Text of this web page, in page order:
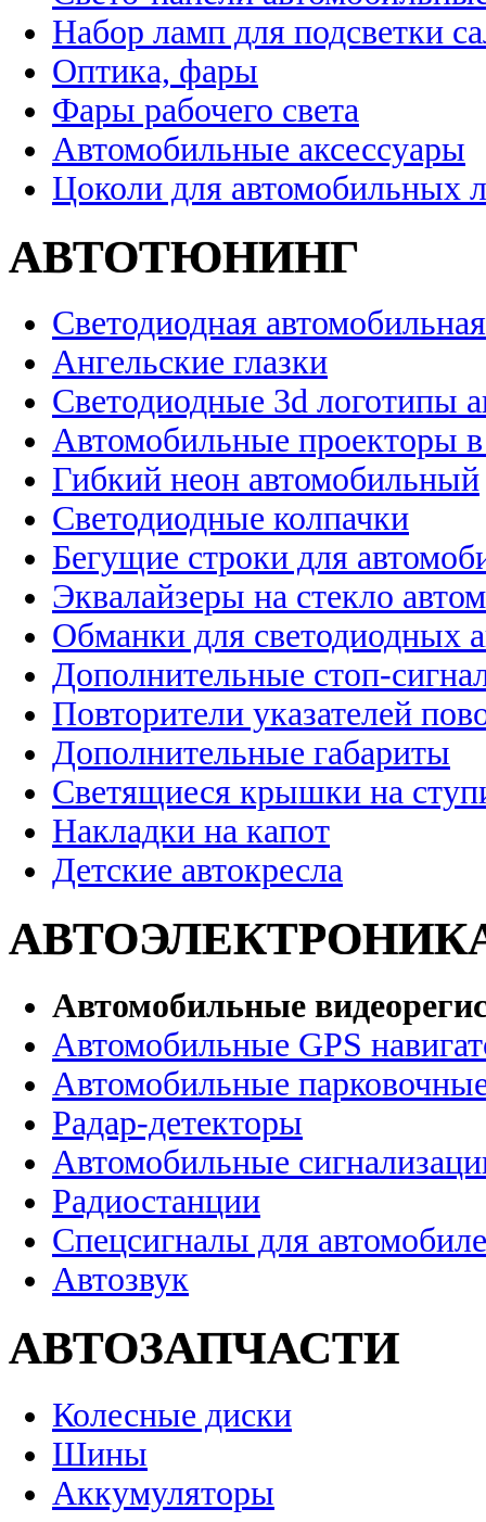
Набор ламп для подсветки
Оптика, фары
Фары рабочего света
Автомобильные аксессуары
Цоколи для автомобильных
АВТОТЮНИНГ
Светодиодная
Ангельские глазки
Светодиодные 3d логотипы
Автомобильные проекторы
Гибкий неон автомобильный
Светодиодные колпачки
Бегущие строки для
Эквалайзеры на стекло
Обманки для светодиодных
Дополнительные стоп-
Повторители указателей
Дополнительные габариты
Светящиеся крышки на
Накладки на капот
Детские автокресла
Автомобильные
Автомобильные GPS
Автомобильные
Радар-детекторы
Автомобильные
Радиостанции
Спецсигналы для
Автозвук
АВТОЗАПЧАСТИ
Колесные диски
Шины
Аккумуляторы